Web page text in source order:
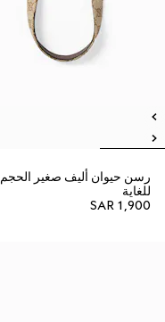
رسن حيوان أليف صغير الحجم
للغاية
SAR 1,900